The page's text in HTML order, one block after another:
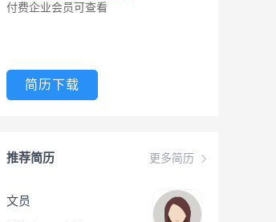
付费企业会员可查看
简历下载
更多简历
推荐简历
文员